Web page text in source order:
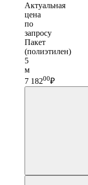
Актуальная
цена
по
запросу
Пакет
(полиэтилен)
5
м
7 18200₽